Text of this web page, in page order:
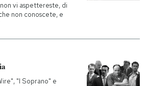
vi aspettereste, di
non conoscete, e
"I Soprano" e